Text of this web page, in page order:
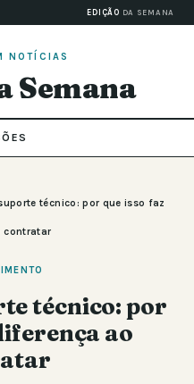
EDIÇÃO DA SEMANA
NOTÍCIAS
Semana
técnico: por que isso faz
contratar
técnico: por
ao